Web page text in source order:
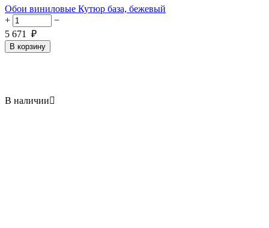
Обои виниловые Кутюр база, бежевый
+
−
5 671
₽
В корзину
В наличии